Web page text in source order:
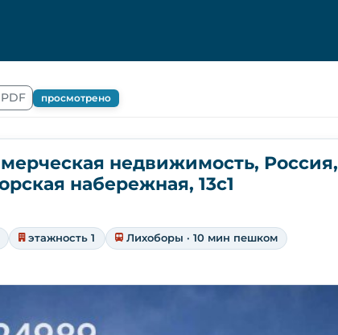
просмотрено
недвижимость, Россия,
набережная, 13с1
этажность 1
Лихоборы · 10 мин пешком